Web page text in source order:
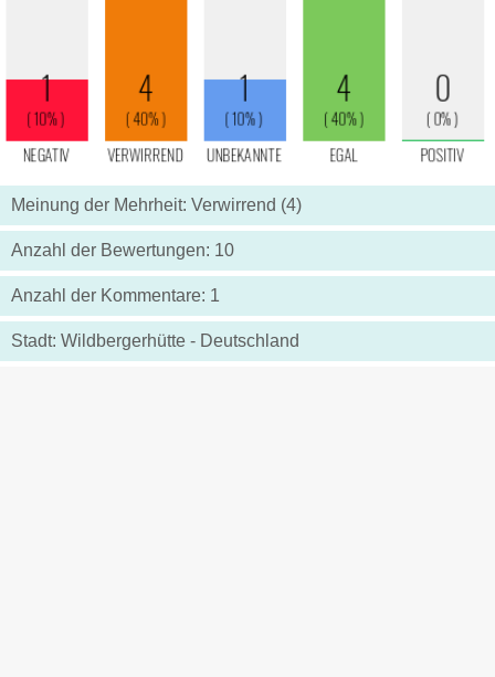
Meinung der Mehrheit: Verwirrend (4)
Anzahl der Bewertungen: 10
Anzahl der Kommentare: 1
Stadt: Wildbergerhütte - Deutschland